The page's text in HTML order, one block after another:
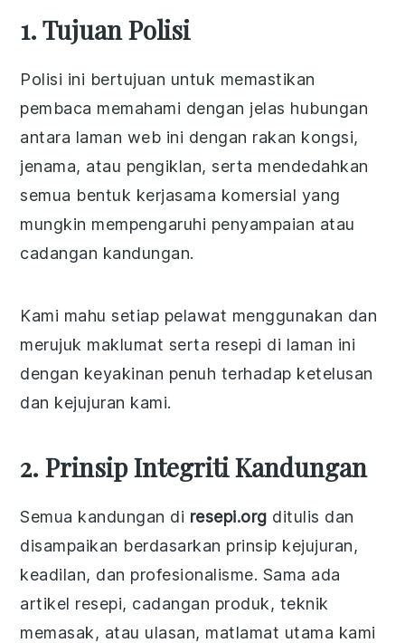
1. Tujuan Polisi
Polisi ini bertujuan untuk memastikan
pembaca memahami dengan jelas hubungan
antara laman web ini dengan rakan kongsi,
jenama, atau pengiklan, serta mendedahkan
semua bentuk kerjasama komersial yang
mungkin mempengaruhi penyampaian atau
cadangan kandungan.
Kami mahu setiap pelawat menggunakan dan
merujuk maklumat serta resepi di laman ini
dengan keyakinan penuh terhadap ketelusan
dan kejujuran kami.
2. Prinsip Integriti Kandungan
Semua kandungan di resepi.org ditulis dan
disampaikan berdasarkan prinsip kejujuran,
keadilan, dan profesionalisme. Sama ada
artikel resepi, cadangan produk, teknik
memasak, atau ulasan, matlamat utama kami